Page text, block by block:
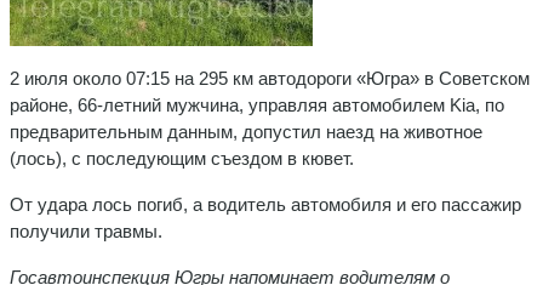
2 июля около 07:15 на 295 км автодороги «Югра» в Советском
районе, 66-летний мужчина, управляя автомобилем Kia, по
предварительным данным, допустил наезд на животное
(лось), с последующим съездом в кювет.
От удара лось погиб, а водитель автомобиля и его пассажир
получили травмы.
Госавтоинспекция Югры напоминает водителям о